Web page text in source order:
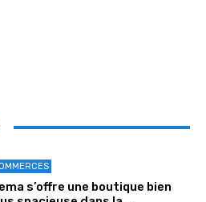
s’offre une boutique bien